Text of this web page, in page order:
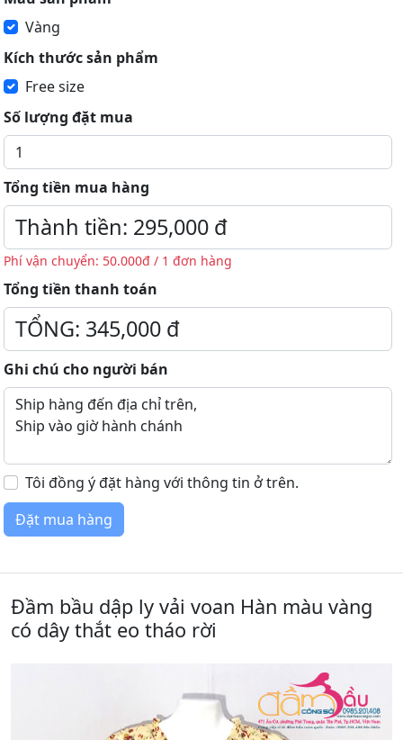
Vàng
Kích thước sản phẩm
Free size
Số lượng đặt mua
Tổng tiền mua hàng
Phí vận chuyển: 50.000đ / 1 đơn hàng
Tổng tiền thanh toán
Ghi chú cho người bán
Tôi đồng ý đặt hàng với thông tin ở trên.
Đầm bầu dập ly vải voan Hàn màu vàng
có dây thắt eo tháo rời